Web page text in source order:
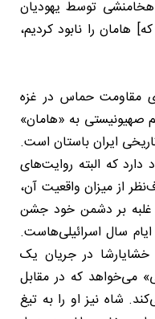
هخامنشی توسط یهودیان
هامان را نابود کردیم،
مقاومت حماس در غزه
صهیونیستی به «هامان»
ایران باستان است.
که البته روایت‌های
از میزان واقعیت آن،
غلبه بر دشمن خود جشن
سال اسرائیلی‌هاست.
در جریان یک
می‌خواهد که در مقابل
شاه نیز او را به تیغ